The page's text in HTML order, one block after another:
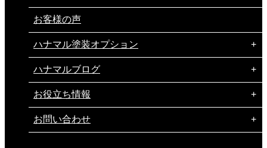
お客様の声
ハナマル塗装オプション
ハナマルブログ
お役立ち情報
お問い合わせ